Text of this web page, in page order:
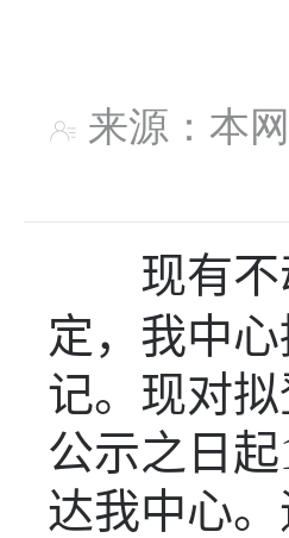
来源：
现有
定，我中
记。现对
公示之日起
达我中心